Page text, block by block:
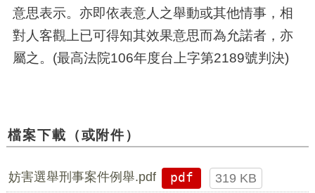
意思表示。亦即依表意人之舉動或其他情事，相
對人客觀上已可得知其效果意思而為允諾者，亦
屬之。(最高法院106年度台上字第2189號判決)
檔案下載（或附件）
妨害選舉刑事案件例舉.pdf pdf 319 KB